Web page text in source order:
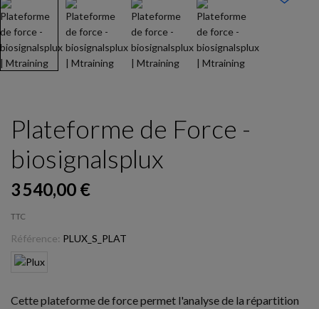
Plateforme de Force -
biosignalsplux
3 540,00 €
TTC
Référence: PLUX_S_PLAT
Cette plateforme de force permet l'analyse de la répartition